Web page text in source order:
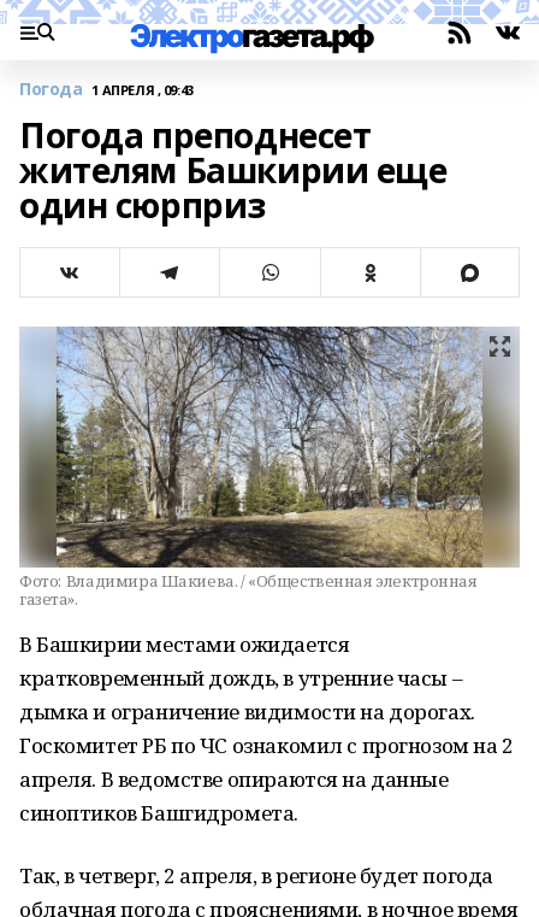
Погода 1 АПРЕЛЯ , 09:43
Погода преподнесет
жителям Башкирии еще
один сюрприз
Фото: Владимира Шакиева. / «Общественная электронная
газета».
В Башкирии местами ожидается
кратковременный дождь, в утренние часы –
дымка и ограничение видимости на дорогах.
Госкомитет РБ по ЧС ознакомил с прогнозом на 2
апреля. В ведомстве опираются на данные
синоптиков Башгидромета.
Так, в четверг, 2 апреля, в регионе будет погода
облачная погода с прояснениями, в ночное время